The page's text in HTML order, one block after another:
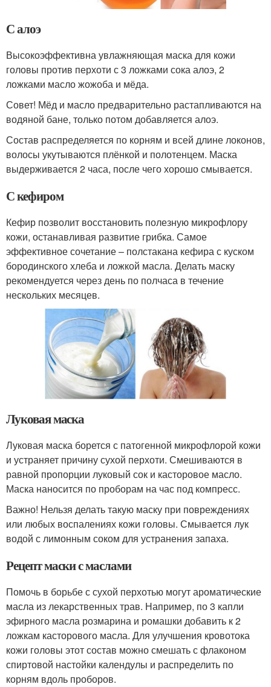
С алоэ
Высокоэффективна увлажняющая маска для кожи
головы против перхоти с 3 ложками сока алоэ, 2
ложками масло жожоба и мёда.
Совет! Мёд и масло предварительно растапливаются на
водяной бане, только потом добавляется алоэ.
Состав распределяется по корням и всей длине локонов,
волосы укутываются плёнкой и полотенцем. Маска
выдерживается 2 часа, после чего хорошо смывается.
С кефиром
Кефир позволит восстановить полезную микрофлору
кожи, останавливая развитие грибка. Самое
эффективное сочетание – полстакана кефира с куском
бородинского хлеба и ложкой масла. Делать маску
рекомендуется через день по полчаса в течение
нескольких месяцев.
Луковая маска
Луковая маска борется с патогенной микрофлорой кожи
и устраняет причину сухой перхоти. Смешиваются в
равной пропорции луковый сок и касторовое масло.
Маска наносится по проборам на час под компресс.
Важно! Нельзя делать такую маску при повреждениях
или любых воспалениях кожи головы. Смывается лук
водой с лимонным соком для устранения запаха.
Рецепт маски с маслами
Помочь в борьбе с сухой перхотью могут ароматические
масла из лекарственных трав. Например, по 3 капли
эфирного масла розмарина и ромашки добавить к 2
ложкам касторового масла. Для улучшения кровотока
кожи головы этот состав можно смешать с флаконом
спиртовой настойки календулы и распределить по
корням вдоль проборов.